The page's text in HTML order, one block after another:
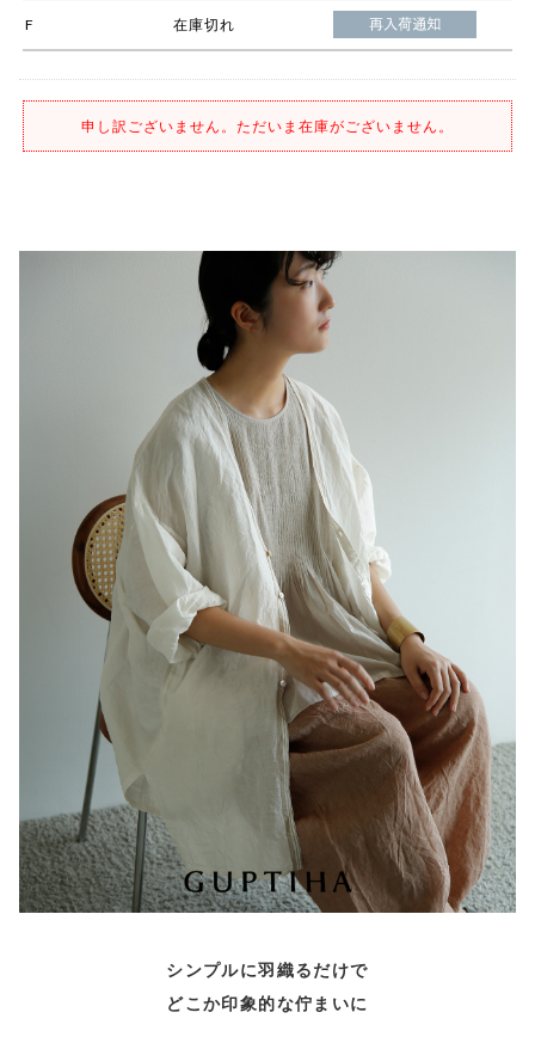
F 在庫切れ
申し訳ございません。ただいま在庫がございません。
シンプルに羽織るだけで
どこか印象的な佇まいに